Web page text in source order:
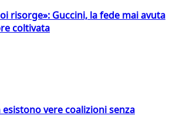
risorge»: Guccini, la fede mai avuta
coltivata
vere coalizioni senza